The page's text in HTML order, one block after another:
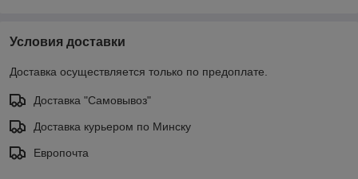
Условия доставки
Доставка осуществляется только по предоплате.
Доставка "Самовывоз"
Доставка курьером по Минску
Европочта